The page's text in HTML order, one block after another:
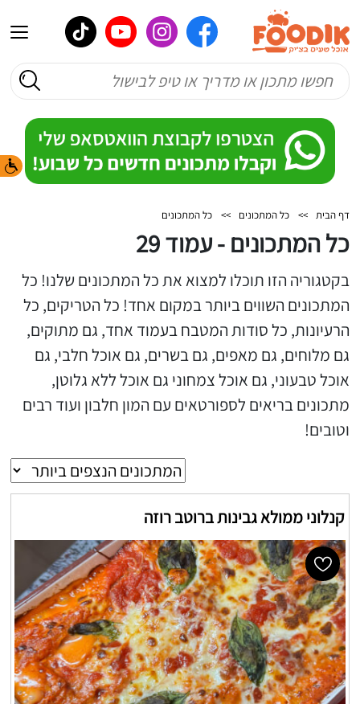
דף הבית >> כל המתכונים >> כל המתכונים
כל המתכונים - עמוד 29
בקטגוריה הזו תוכלו למצוא את כל המתכונים שלנו! כל
המתכונים השווים ביותר במקום אחד! כל הטריקים, כל
הרעיונות, כל סודות המטבח בעמוד אחד, גם מתוקים,
גם מלוחים, גם מאפים, גם בשרים, גם אוכל חלבי, גם
אוכל טבעוני, גם אוכל צמחוני גם אוכל ללא גלוטן,
מתכונים בריאים לספורטאים עם המון חלבון ועוד רבים
וטובים!
קנלוני ממולא גבינות ברוטב רוזה